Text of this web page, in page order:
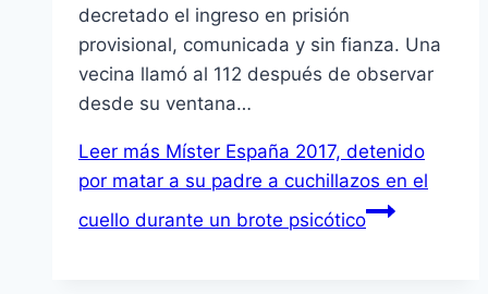
decretado el ingreso en prisión
provisional, comunicada y sin fianza. Una
vecina llamó al 112 después de observar
desde su ventana…
Leer más Míster España 2017, detenido
por matar a su padre a cuchillazos en el
cuello durante un brote psicótico